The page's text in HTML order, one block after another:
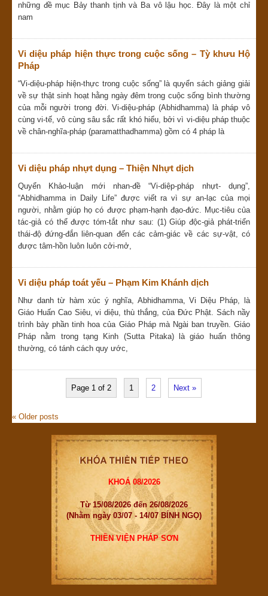
những đề mục Bảy thanh tịnh và Ba vô lậu học. Ðây là một chỉ
nam
Vi diệu pháp hiện thực trong cuộc sống – Tỳ khưu Hộ
Pháp
“Vi-diệu-pháp hiện-thực trong cuộc sống” là quyển sách giảng giải
về sự thật sinh hoạt hằng ngày đêm trong cuộc sống bình thường
của mỗi người trong đời. Vi-diệu-pháp (Abhidhamma) là pháp vô
cùng vi-tế, vô cùng sâu sắc rất khó hiểu, bởi vì vi-diệu pháp thuộc
về chân-nghĩa-pháp (paramatthadhamma) gồm có 4 pháp là
Vi diệu pháp nhựt dụng – Thiện Nhựt dịch
Quyển Khảo-luận mới nhan-đề “Vi-diệp-pháp nhựt- dụng”,
“Abhidhamma in Daily Life” được viết ra vì sự an-lạc của mọi
người, nhằm giúp họ có được phạm-hạnh đạo-đức. Mục-tiêu của
tác-giả có thể được tóm-tắt như sau: (1) Giúp độc-giả phát-triển
thái-độ đứng-đắn liên-quan đến các cảm-giác về các sự-vật, có
được tâm-hồn luôn luôn cởi-mở,
Vi diệu pháp toát yếu – Phạm Kim Khánh dịch
Như danh từ hàm xúc ý nghĩa, Abhidhamma, Vi Diệu Pháp, là
Giáo Huấn Cao Siêu, vi diệu, thù thắng, của Ðức Phật. Sách nầy
trình bày phần tinh hoa của Giáo Pháp mà Ngài ban truyền. Giáo
Pháp nằm trong tạng Kinh (Sutta Pitaka) là giáo huấn thông
thường, có tánh cách quy ước,
Page 1 of 2 1 2 Next »
« Older posts
KHOÁ 08/2026
Từ 15/08/2026 đến 26/08/2026
(Nhằm ngày 03/07 - 14/07 BÍNH NGỌ)
THIỀN VIỆN PHÁP SƠN